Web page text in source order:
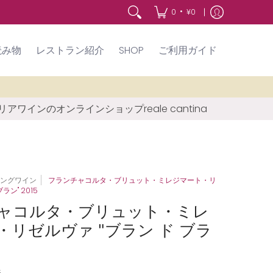
0 • ¥0
物 レストラン紹介 SHOP ご利用ガイド
アワインのオンラインショップreale cantina
グワイン
フランチャコルタ・ブリュット・ミレジマート・リ
ラン" 2015
コルタ・ブリュット・ミレ
リゼルヴァ "ブラン ド ブラ